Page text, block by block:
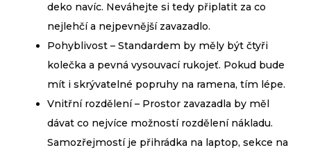
deko navíc. Neváhejte si tedy připlatit za co
nejlehčí a nejpevnější zavazadlo.
Pohyblivost – Standardem by měly být čtyři
kolečka a pevná vysouvací rukojeť. Pokud bude
mít i skrývatelné popruhy na ramena, tím lépe.
Vnitřní rozdělení – Prostor zavazadla by měl
dávat co nejvíce možností rozdělení nákladu.
Samozřejmostí je přihrádka na laptop, sekce na